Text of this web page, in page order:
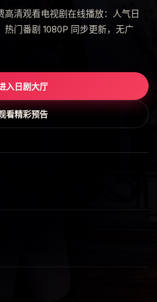
清观看电视剧在线播放：人气日
门番剧 1080P 同步更新，无广
入日剧大厅
看精彩预告